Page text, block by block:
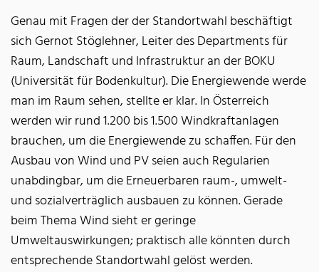
Genau mit Fragen der der Standortwahl beschäftigt
sich Gernot Stöglehner, Leiter des Departments für
Raum, Landschaft und Infrastruktur an der BOKU
(Universität für Bodenkultur). Die Energiewende werde
man im Raum sehen, stellte er klar. In Österreich
werden wir rund 1.200 bis 1.500 Windkraftanlagen
brauchen, um die Energiewende zu schaffen. Für den
Ausbau von Wind und PV seien auch Regularien
unabdingbar, um die Erneuerbaren raum-, umwelt-
und sozialverträglich ausbauen zu können. Gerade
beim Thema Wind sieht er geringe
Umweltauswirkungen; praktisch alle könnten durch
entsprechende Standortwahl gelöst werden.